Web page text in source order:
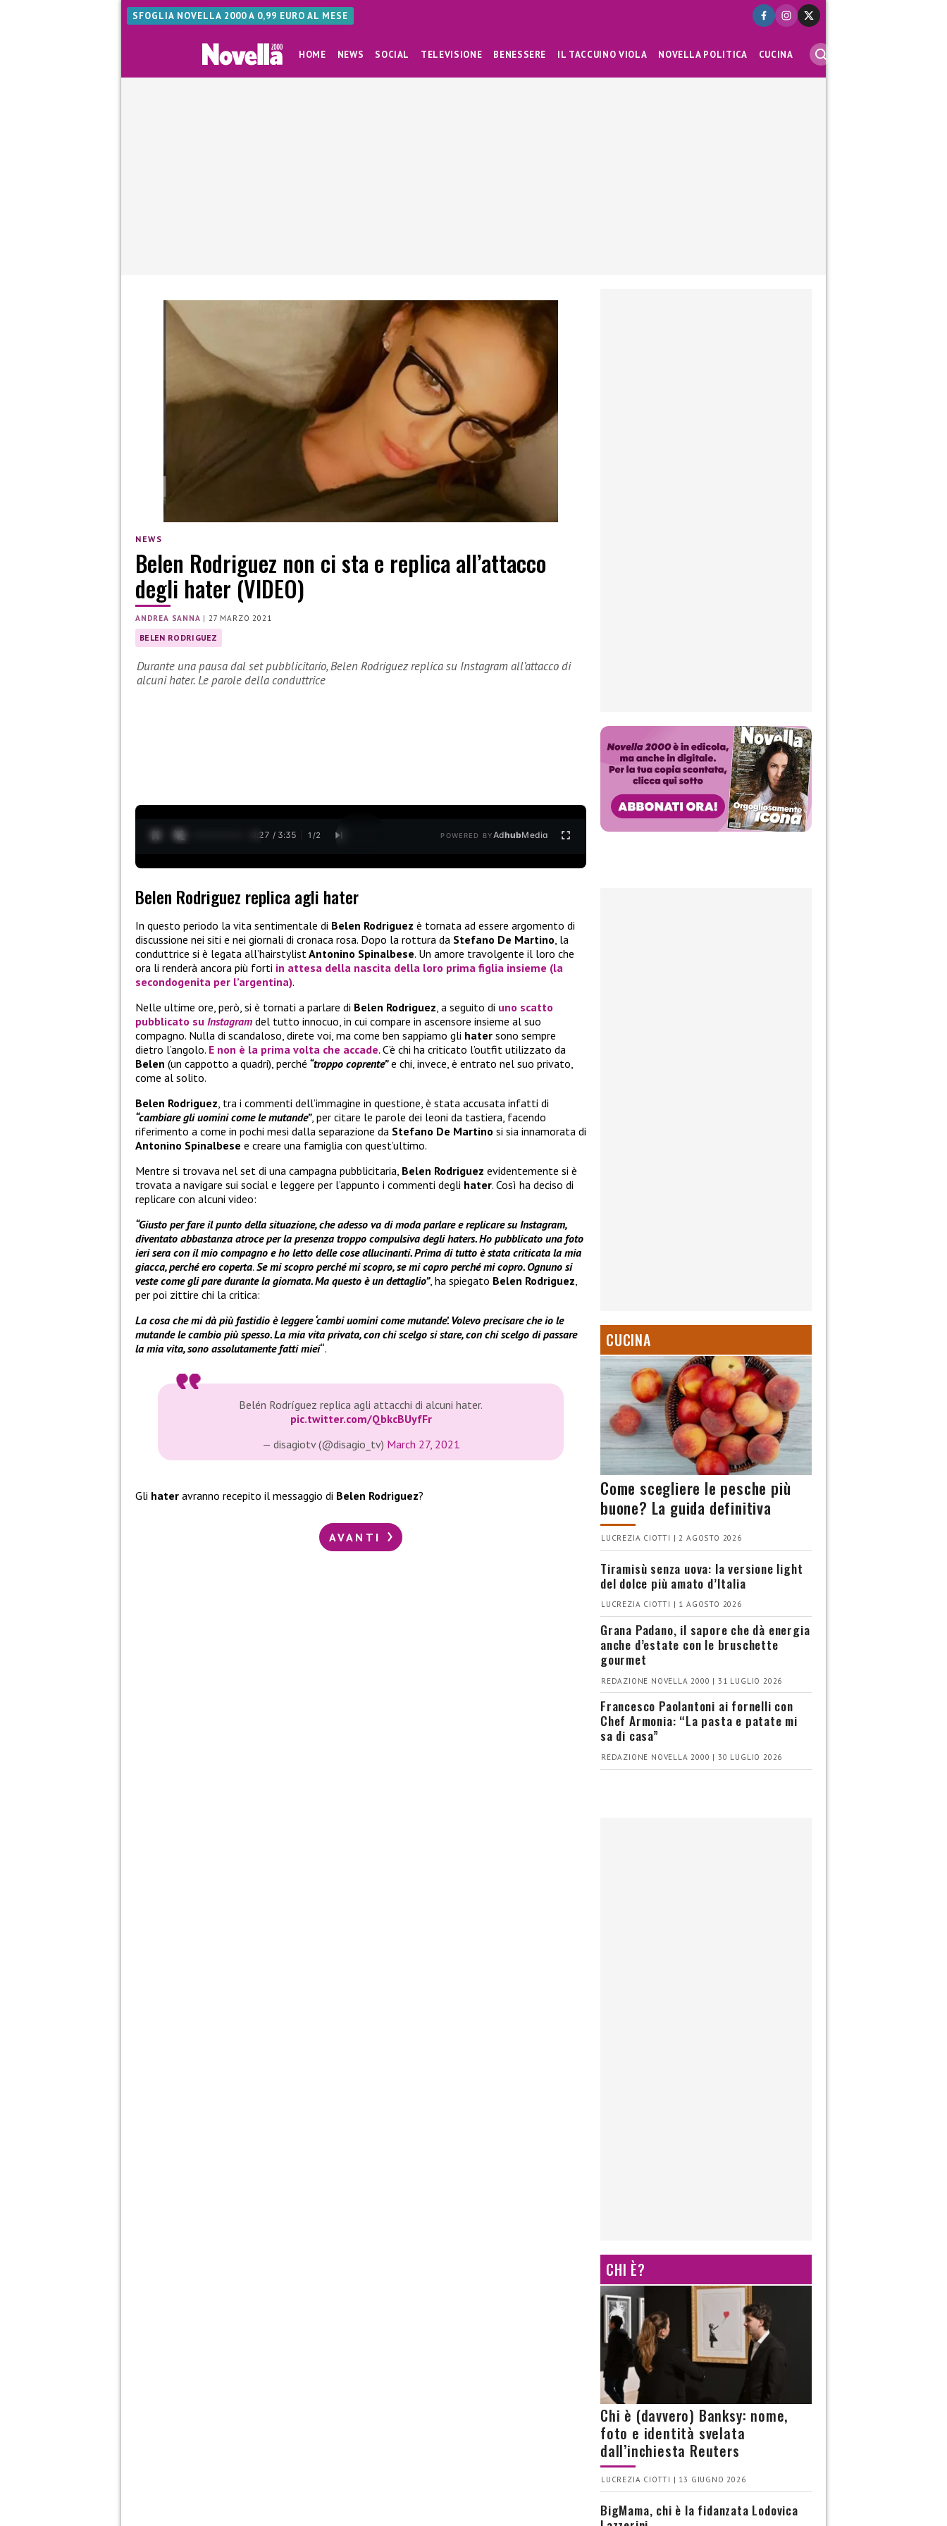
SFOGLIA NOVELLA 2000 A 0,99 EURO AL MESE
HOME NEWS SOCIAL TELEVISIONE BENESSERE IL TACCUINO VIOLA NOVELLA POLITICA CUCINA
NEWS
Belen Rodriguez non ci sta e replica all’attacco
degli hater (VIDEO)
ANDREA SANNA |27 MARZO 2021
BELEN RODRIGUEZ
Durante una pausa dal set pubblicitario, Belen Rodriguez replica su Instagram all’attacco di
alcuni hater. Le parole della conduttrice
0:28 / 3:35 1 /2 POWERED BYAdhubMedia
Belen Rodriguez replica agli hater
In questo periodo la vita sentimentale di Belen Rodriguez è tornata ad essere argomento di
discussione nei siti e nei giornali di cronaca rosa. Dopo la rottura da Stefano De Martino, la
conduttrice si è legata all’hairstylistAntonino Spinalbese. Un amore travolgente il loro che
ora li renderà ancora più forti in attesa della nascita della loro prima figlia insieme (la
secondogenita per l’argentina).
Nelle ultime ore, però, si è tornati a parlare di Belen Rodriguez, a seguito di uno scatto
pubblicato su Instagram del tutto innocuo, in cui compare in ascensore insieme al suo
compagno. Nulla di scandaloso, direte voi, ma come ben sappiamo gli hater sono sempre
dietro l’angolo. E non è la prima volta che accade. C’è chi ha criticato l’outfit utilizzato da
Belen (un cappotto a quadri), perché “troppo coprente”e chi, invece, è entrato nel suo privato,
come al solito.
Belen Rodriguez, tra i commenti dell’immagine in questione, è stata accusata infatti di
“cambiare gli uomini come le mutande”, per citare le parole dei leoni da tastiera, facendo
riferimento a come in pochi mesi dalla separazione da Stefano De Martino si sia innamorata di
Antonino Spinalbese e creare una famiglia con quest’ultimo.
Mentre si trovava nel set di una campagna pubblicitaria, Belen Rodriguez evidentemente si è
trovata a navigare sui social e leggere per l’appunto i commenti degli hater. Così ha deciso di
replicare con alcuni video:
“Giusto per fare il punto della situazione, che adesso va di moda parlare e replicare su Instagram,
diventato abbastanza atroce per la presenza troppo compulsiva degli haters. Ho pubblicato una foto
ieri sera con il mio compagno e ho letto delle cose allucinanti. Prima di tutto è stata criticata la mia
giacca, perché ero coperta. Se mi scopro perché mi scopro, se mi copro perché mi copro. Ognuno si
veste come gli pare durante la giornata. Ma questo è un dettaglio”, ha spiegato Belen Rodriguez,
per poi zittire chi la critica:
La cosa che mi dà più fastidio è leggere ‘cambi uomini come mutande’. Volevo precisare che io le
mutande le cambio più spesso. La mia vita privata, con chi scelgo si stare, con chi scelgo di passare
la mia vita, sono assolutamente fatti miei“.
Belén Rodríguez replica agli attacchi di alcuni hater.
pic.twitter.com/QbkcBUyfFr
— disagiotv (@disagio_tv) March 27, 2021
Gli hater avranno recepito il messaggio di Belen Rodriguez?
AVANTI
CUCINA
Come scegliere le pesche più
buone? La guida definitiva
LUCREZIA CIOTTI | 2 AGOSTO 2026
Tiramisù senza uova: la versione light
del dolce più amato d’Italia
LUCREZIA CIOTTI | 1 AGOSTO 2026
Grana Padano, il sapore che dà energia
anche d’estate con le bruschette
gourmet
REDAZIONE NOVELLA 2000 | 31 LUGLIO 2026
Francesco Paolantoni ai fornelli con
Chef Armonia: “La pasta e patate mi
sa di casa”
REDAZIONE NOVELLA 2000 | 30 LUGLIO 2026
CHI È?
Chi è (davvero) Banksy: nome,
foto e identità svelata
dall’inchiesta Reuters
LUCREZIA CIOTTI | 13 GIUGNO 2026
BigMama, chi è la fidanzata Lodovica